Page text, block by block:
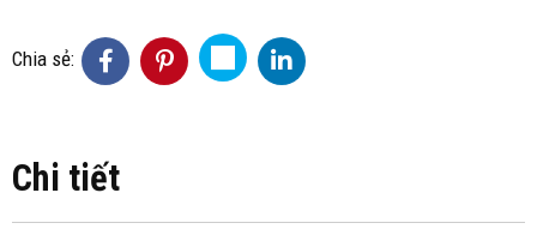
Chia sẻ:
Chi tiết